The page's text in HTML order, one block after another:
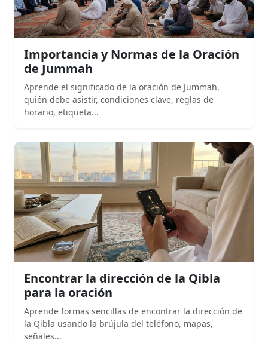
Importancia y Normas de la Oración
de Jummah
Aprende el significado de la oración de Jummah,
quién debe asistir, condiciones clave, reglas de
horario, etiqueta...
Encontrar la dirección de la Qibla
para la oración
Aprende formas sencillas de encontrar la dirección de
la Qibla usando la brújula del teléfono, mapas,
señales...